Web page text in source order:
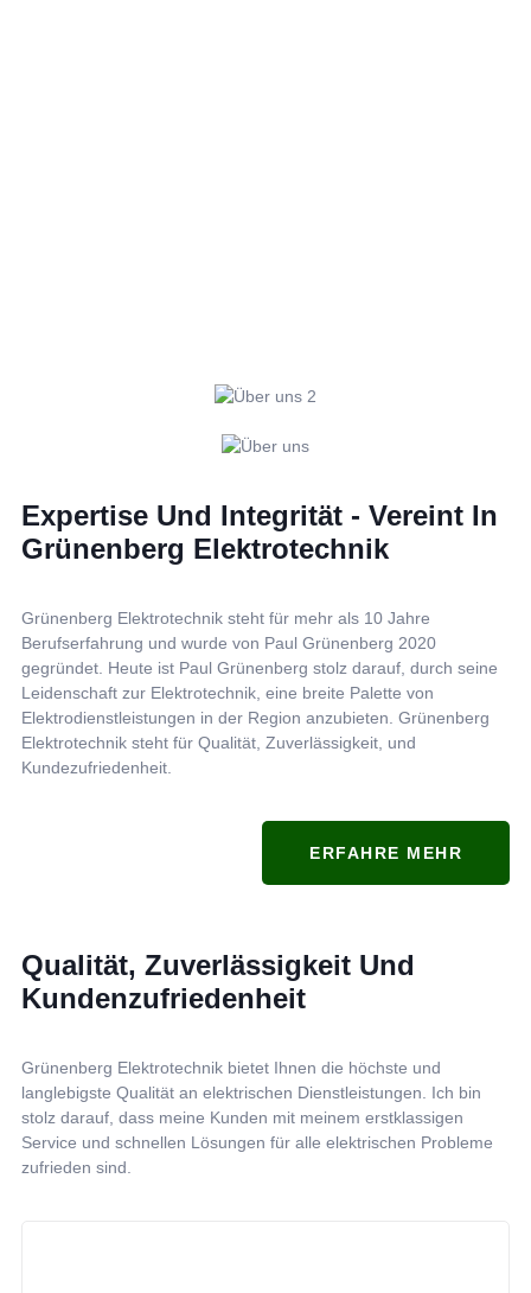
Expertise Und Integrität - Vereint In
Grünenberg Elektrotechnik
Grünenberg Elektrotechnik steht für mehr als 10 Jahre
Berufserfahrung und wurde von Paul Grünenberg 2020
gegründet. Heute ist Paul Grünenberg stolz darauf, durch seine
Leidenschaft zur Elektrotechnik, eine breite Palette von
Elektrodienstleistungen in der Region anzubieten. Grünenberg
Elektrotechnik steht für Qualität, Zuverlässigkeit, und
Kundezufriedenheit.
ERFAHRE MEHR
Qualität, Zuverlässigkeit Und
Kundenzufriedenheit
Grünenberg Elektrotechnik bietet Ihnen die höchste und
langlebigste Qualität an elektrischen Dienstleistungen. Ich bin
stolz darauf, dass meine Kunden mit meinem erstklassigen
Service und schnellen Lösungen für alle elektrischen Probleme
zufrieden sind.